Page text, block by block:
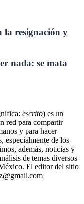
la resignación y
nada: se mata
escrito) es un
red para compartir
y para hacer
especialmente de los
además, noticias y
de temas diversos
El editor del sitio